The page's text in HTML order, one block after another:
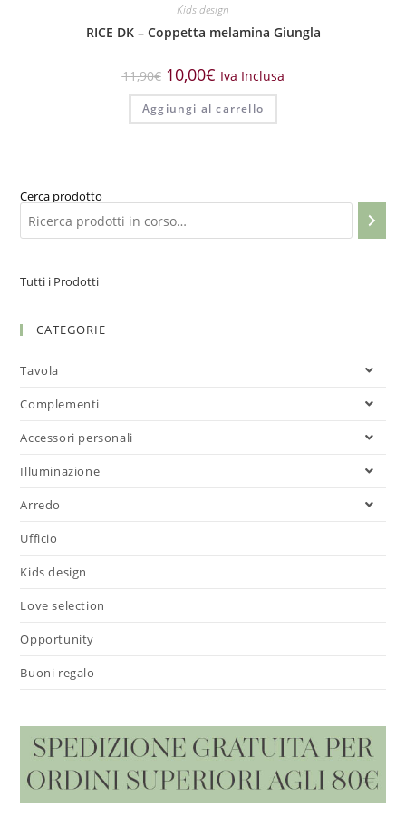
Kids design
RICE DK – Coppetta melamina Giungla
11,90€ 10,00€ Iva Inclusa
Aggiungi al carrello
Cerca prodotto
Tutti i Prodotti
CATEGORIE
Tavola
Complementi
Accessori personali
Illuminazione
Arredo
Ufficio
Kids design
Love selection
Opportunity
Buoni regalo